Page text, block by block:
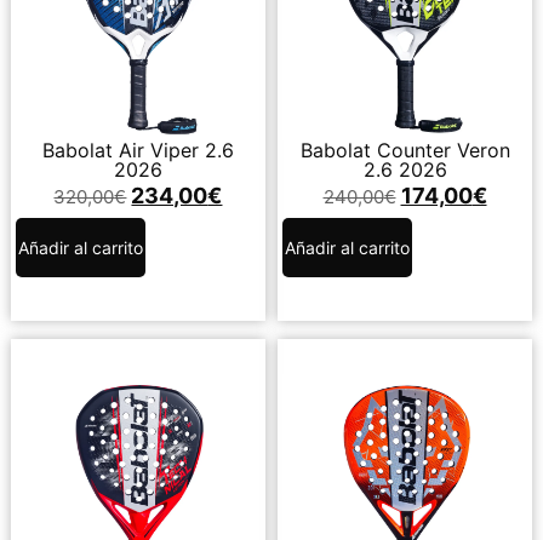
Babolat Air Viper 2.6
2026
320,00€ 234,00€
Añadir al carrito
Babolat Counter Veron
2.6 2026
240,00€ 174,00€
Añadir al carrito